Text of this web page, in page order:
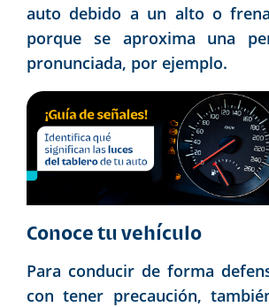
auto debido a un alto o
porque se aproxima una
pronunciada, por ejemplo.
Conoce tu vehículo
Para conducir de forma
con tener precaución,